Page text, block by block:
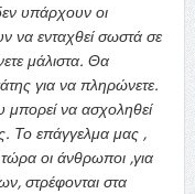
υπάρχουν οι
να ενταχθεί σωστά σε
μάλιστα. Θα
για να πληρώνετε.
μπορεί να ασχοληθεί
Το επάγγελμα μας ,
οι άνθρωποι ,για
στρέφονται στα